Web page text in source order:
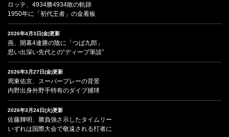
ロッテ、4934勝4934敗の軌跡
1950年に「初代王者」の金看板
2026年4月3日(金)更新
燕、開幕4連勝の陰に「つば九郎」
思い出深い先代との“ディープ筆談”
2026年3月27日(金)更新
周東佑京、スーパープレーの背景
内野出身外野手特有のダイブ捕球
2026年3月24日(火)更新
佐藤輝明、勝負強さ示したタイムリー
いずれは国際大会で敬遠される打者に